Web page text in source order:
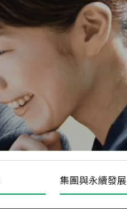
總價
490萬
1,808
集團與永續發展